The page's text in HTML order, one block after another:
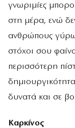
γνωριμίες
στη μέρα, ενώ
ανθρώπους
στόχοι σου
περισσότερη
δυνατά και σε
Καρκίνος